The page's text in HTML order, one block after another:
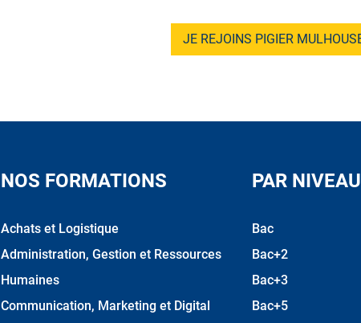
JE REJOINS PIGIER
NOS FORMATIONS
Achats et Logistique
Administration, Gestion et Ressources
Humaines
Communication, Marketing et Digital
PAR NIVEAU
Bac
Bac+2
Bac+3
Bac+5